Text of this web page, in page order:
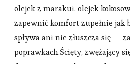
olejek z marakui, olejek
zapewnić komfort zupełnie jak
spływa ani nie złuszcza się —
poprawkach.Ścięty, zwężający